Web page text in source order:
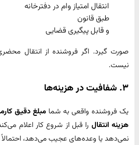
انتقال امتیاز وام در دفترخانه
طبق قانون
و قابل پیگیری قضایی
صورت گیرد. اگر فروشنده از انتقال
نیست.
۳. شفافیت در هزینه‌ها
یک فروشنده واقعی به شما مبلغ دقیق
هزینه انتقال را قبل از شروع کار اعلام
نمی‌دهد یا وعده‌های عجیب می‌دهد،